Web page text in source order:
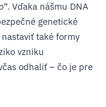
“. Vďaka nášmu DNA
genetické
také formy
vzniku
odhaliť – čo je pre